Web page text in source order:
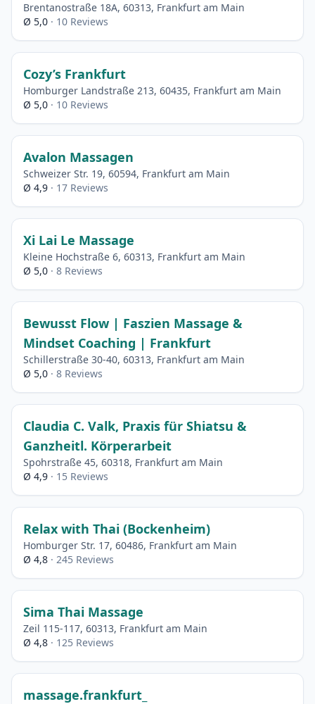
Brentanostraße 18A, 60313, Frankfurt am Main
Ø 5,0 · 10 Reviews
Cozy’s Frankfurt
Homburger Landstraße 213, 60435, Frankfurt am Main
Ø 5,0 · 10 Reviews
Avalon Massagen
Schweizer Str. 19, 60594, Frankfurt am Main
Ø 4,9 · 17 Reviews
Xi Lai Le Massage
Kleine Hochstraße 6, 60313, Frankfurt am Main
Ø 5,0 · 8 Reviews
Bewusst Flow | Faszien Massage &
Mindset Coaching | Frankfurt
Schillerstraße 30-40, 60313, Frankfurt am Main
Ø 5,0 · 8 Reviews
Claudia C. Valk, Praxis für Shiatsu &
Ganzheitl. Körperarbeit
Spohrstraße 45, 60318, Frankfurt am Main
Ø 4,9 · 15 Reviews
Relax with Thai (​Bockenheim)
Homburger Str. 17, 60486, Frankfurt am Main
Ø 4,8 · 245 Reviews
Sima Thai Massage​
Zeil 115-117, 60313, Frankfurt am Main
Ø 4,8 · 125 Reviews
massage.frankfurt_